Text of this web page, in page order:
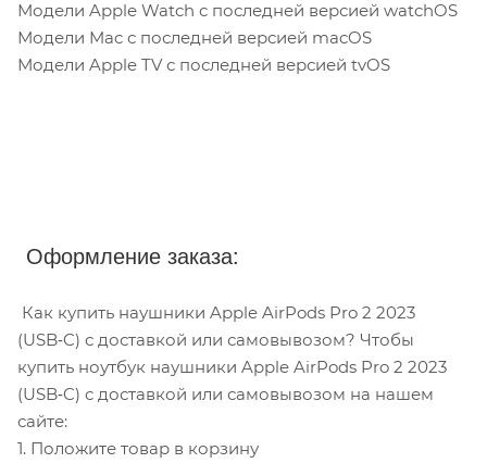
Модели Apple Watch с последней версией watchOS
Модели Mac с последней версией macOS
Модели Apple TV с последней версией tvOS
Оформление заказа:
Как купить наушники Apple AirPods Pro 2 2023
(USB‑C) с доставкой или самовывозом? Чтобы
купить ноутбук наушники Apple AirPods Pro 2 2023
(USB‑C) с доставкой или самовывозом на нашем
сайте:
1. Положите товар в корзину